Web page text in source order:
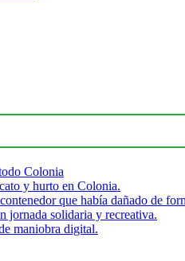
Colonia
y hurto en Colonia.
que había dañado de
jornada solidaria y recreativa.
maniobra digital.